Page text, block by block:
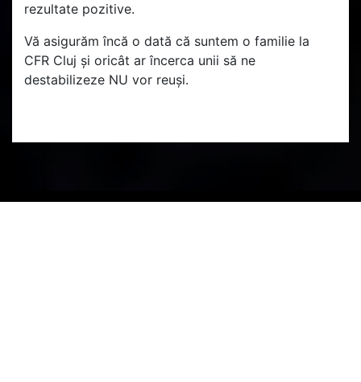
rezultate pozitive.
Vă asigurăm încă o dată că suntem o familie la
CFR Cluj și oricât ar încerca unii să ne
destabilizeze NU vor reuși.